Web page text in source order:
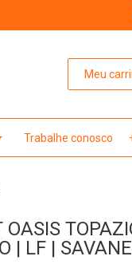
Meu
Trabalhe conosco
OASIS
| LF | SAVANE